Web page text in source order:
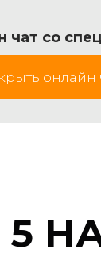
чат со
онлайн
5